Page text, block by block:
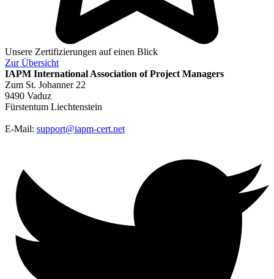
Unsere Zertifizierungen auf einen Blick
ZurÜbersicht
IAPM International Association of Project Managers
Zum St. Johanner 22
9490 Vaduz
Fürstentum Liechtenstein
E-Mail: support@iapm-cert.net